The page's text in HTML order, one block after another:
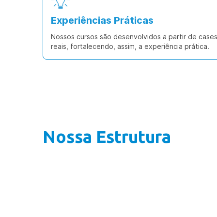
Experiências Práticas
Nossos cursos são desenvolvidos a partir de cases
reais, fortalecendo, assim, a experiência prática.
Nossa Estrutura